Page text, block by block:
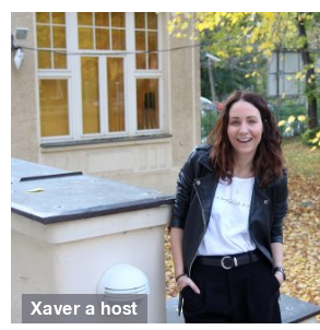
Xaver a host